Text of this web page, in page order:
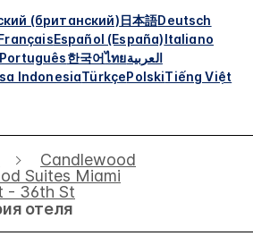
(британский)日本語Deutsch
Español (España)Italiano
Português한국어ไทยالعربية
IndonesiaTürkçePolskiTiếng Việt
Candlewood
Suites Miami
- 36th St
отеля